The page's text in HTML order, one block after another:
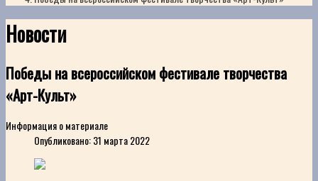
Новости
Победы на всероссийском фестивале творчества
«Арт-Культ»
Информация о материале
Опубликовано: 31 марта 2022